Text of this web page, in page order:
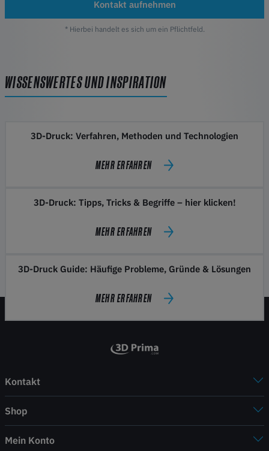
Kontakt aufnehmen
* Hierbei handelt es sich um ein Pflichtfeld.
WISSENSWERTES UND INSPIRATION
3D-Druck: Verfahren, Methoden und Technologien
MEHR ERFAHREN
3D-Druck: Tipps, Tricks & Begriffe – hier klicken!
MEHR ERFAHREN
3D-Druck Guide: Häufige Probleme, Gründe & Lösungen
MEHR ERFAHREN
Kontakt
Shop
Mein Konto